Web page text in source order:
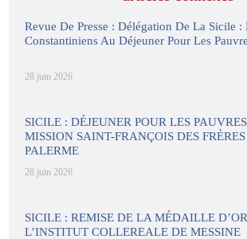
Revue De Presse : Délégation De La Sicile :
Constantiniens Au Déjeuner Pour Les
28 juin 2026
SICILE : DÉJEUNER POUR LES
MISSION SAINT-FRANÇOIS DES
PALERME
28 juin 2026
SICILE : REMISE DE LA MÉDAILLE
L’INSTITUT COLLEREALE DE MESSINE